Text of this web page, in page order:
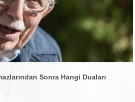
Sonra Hangi Duaları